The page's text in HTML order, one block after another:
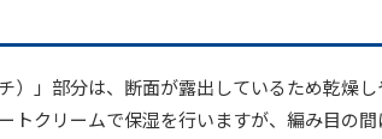
）」部分は、断面が露出しているため乾燥し
トクリームで保湿を行いますが、編み目の